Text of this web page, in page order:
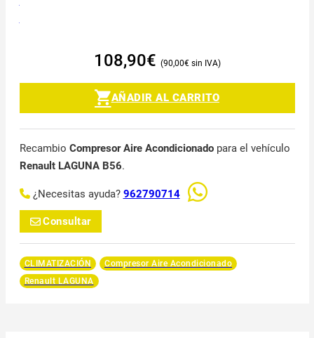
108,90€ 90,00€
AÑADIR AL CARRITO
Recambio Compresor Aire Acondicionadopara el vehículo
Renault LAGUNA B56.
¿Necesitas ayuda? 962790714
Consultar
CLIMATIZACIÓN
Compresor Aire Acondicionado
Renault LAGUNA